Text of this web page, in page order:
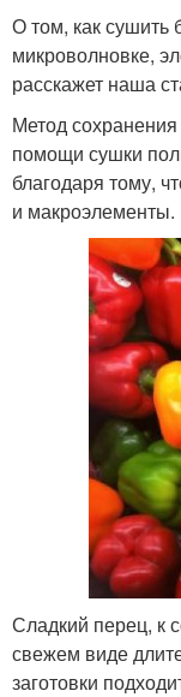
О том, как сушить
микроволновке,
расскажет наша
Метод
помощи сушки
благодаря тому,
и макроэлементы.
Сладкий перец, к
свежем виде
заготовки